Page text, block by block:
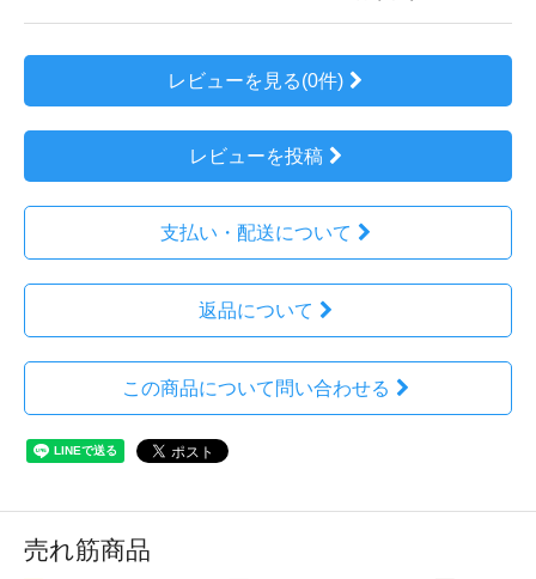
レビューを見る(0件)
レビューを投稿
支払い・配送について
返品について
この商品について問い合わせる
売れ筋商品